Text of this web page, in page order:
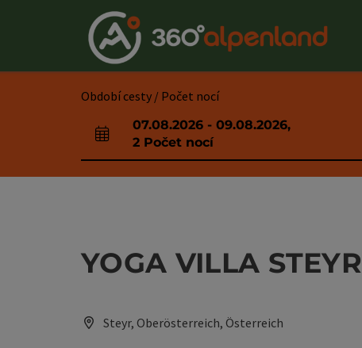
Accesskey
Accesskey
[1]
Začátek stránkyAccesskey
[2]
Accesskey
[3]
Accesskey
Accesskey
[5]
Pokyny k používání webové stránky
Úvodní stranaAccesskey
[7]
Období cesty / Počet nocí
Pole příjezdu a odjezdu
07.08.2026 - 09.08.2026,
2 Počet nocí
YOGA VILLA STEYR
Steyr, Oberösterreich, Österreich